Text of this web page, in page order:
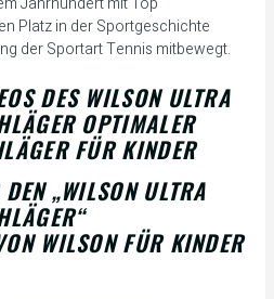
Platz in der Sportgeschichte
der Sportart Tennis mitbewegt.
DES WILSON ULTRA
OPTIMALER
FÜR KINDER
„WILSON ULTRA
WILSON FÜR KINDER